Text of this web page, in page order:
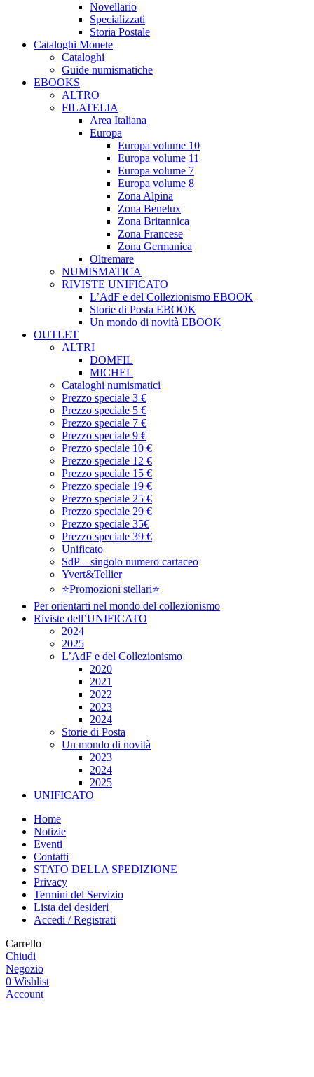
Novellario
Specializzati
Storia Postale
Cataloghi Monete
Cataloghi
Guide numismatiche
EBOOKS
ALTRO
FILATELIA
Area Italiana
Europa
Europa volume 10
Europa volume 11
Europa volume 7
Europa volume 8
Zona Alpina
Zona Benelux
Zona Britannica
Zona Francese
Zona Germanica
Oltremare
NUMISMATICA
RIVISTE UNIFICATO
L’AdF e del Collezionismo EBOOK
Storie di Posta EBOOK
Un mondo di novità EBOOK
OUTLET
ALTRI
DOMFIL
MICHEL
Cataloghi numismatici
Prezzo speciale 3 €
Prezzo speciale 5 €
Prezzo speciale 7 €
Prezzo speciale 9 €
Prezzo speciale 10 €
Prezzo speciale 12 €
Prezzo speciale 15 €
Prezzo speciale 19 €
Prezzo speciale 25 €
Prezzo speciale 29 €
Prezzo speciale 35€
Prezzo speciale 39 €
Unificato
SdP – singolo numero cartaceo
Yvert&Tellier
⭐Promozioni stellari⭐
Per orientarti nel mondo del collezionismo
Riviste dell’UNIFICATO
2024
2025
L’AdF e del Collezionismo
2020
2021
2022
2023
2024
Storie di Posta
Un mondo di novità
2023
2024
2025
UNIFICATO
Home
Notizie
Eventi
Contatti
STATO DELLA SPEDIZIONE
Privacy
Termini del Servizio
Lista dei desideri
Accedi / Registrati
Carrello
Chiudi
Negozio
0 Wishlist
Account